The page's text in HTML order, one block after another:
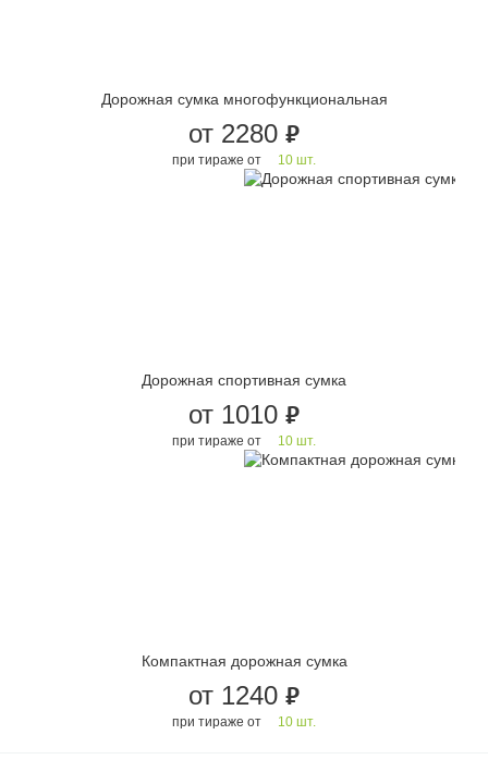
Дорожная сумка многофункциональная
от 2280 руб.
при тираже от 10 шт.
Дорожная спортивная сумка
от 1010 руб.
при тираже от 10 шт.
Компактная дорожная сумка
от 1240 руб.
при тираже от 10 шт.